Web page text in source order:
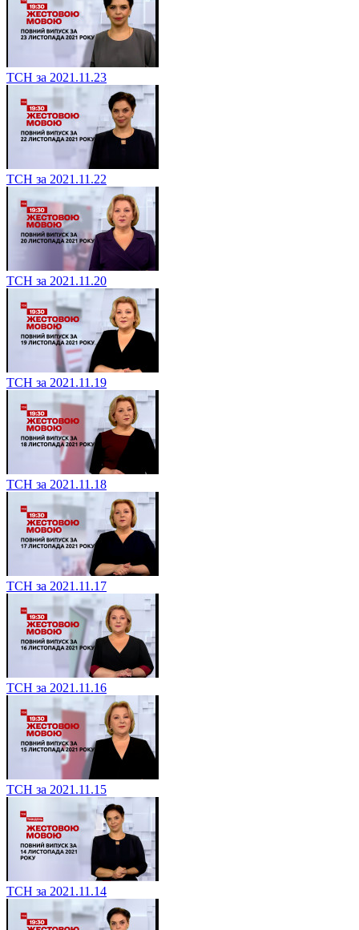
ТСН за 2021.11.23
ТСН за 2021.11.22
ТСН за 2021.11.20
ТСН за 2021.11.19
ТСН за 2021.11.18
ТСН за 2021.11.17
ТСН за 2021.11.16
ТСН за 2021.11.15
ТСН за 2021.11.14